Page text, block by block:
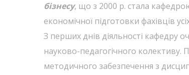
бізнесу, що з 2000 р. стала
економічної підготовки фахівців
З перших днів діяльності кафедру
науково-педагогічного колективу.
методичного забезпечення з